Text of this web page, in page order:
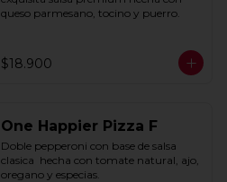
queso parmesano, tocino y puerro.
$18.900
One Happier Pizza F
Doble pepperoni con base de salsa
clasica  hecha con tomate natural, ajo,
oregano y especias.